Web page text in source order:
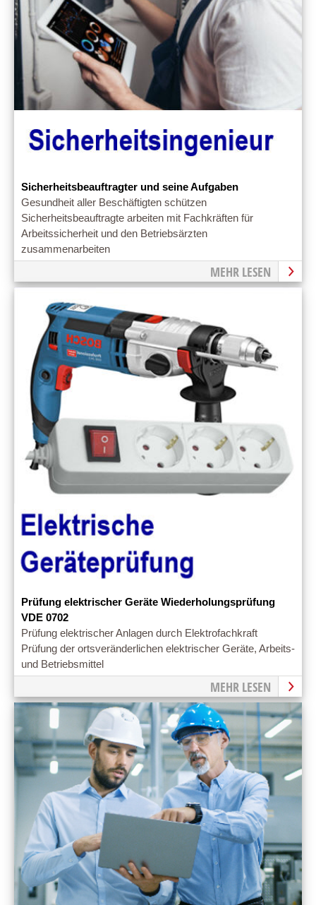
Sicherheitsbeauftragter und seine Aufgaben
Gesundheit aller Beschäftigten schützen
Sicherheitsbeauftragte arbeiten mit Fachkräften für
Arbeitssicherheit und den Betriebsärzten
zusammenarbeiten
MEHR LESEN
Prüfung elektrischer Geräte Wiederholungsprüfung
VDE 0702
Prüfung elektrischer Anlagen durch Elektrofachkraft
Prüfung der ortsveränderlichen elektrischer Geräte, Arbeits-
und Betriebsmittel
MEHR LESEN